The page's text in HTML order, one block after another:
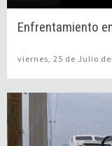
Enfrentamiento
viernes, 25 de Julio